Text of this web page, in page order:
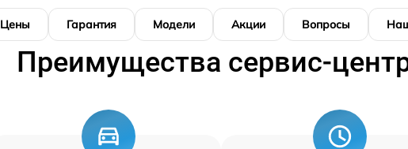
Цены Гарантия Модели Акции Вопросы
Преимущества сервис-